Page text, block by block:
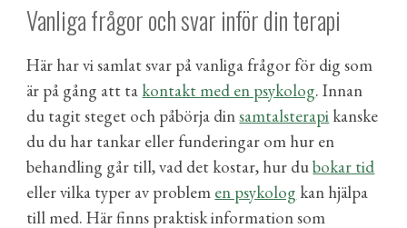
Vanliga frågor och svar inför din terapi
Här har vi samlat svar på vanliga frågor för dig som
är på gång att ta kontakt med en psykolog. Innan
du tagit steget och påbörja dinsamtalsterapi kanske
du du har tankar eller funderingar om hur en
behandling går till, vad det kostar, hur dubokar tid
eller vilka typer av problem en psykolog kan hjälpa
till med. Här finns praktisk information som